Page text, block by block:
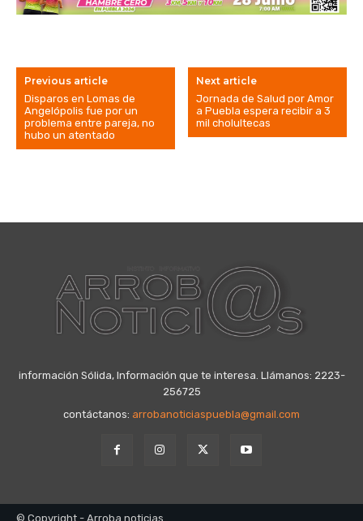
Previous article
Disparos en Lomas de
Angelópolis fue por un
problema entre pareja, no
hubo un atentado
Next article
Jornada de Salud por Amor
a Puebla espera recibir a 3
mil cholultecas
información Sólida, Información que te interesa. Llámanos: 2223-
256725
contáctanos: arrobanoticiaspuebla@gmail.com
© Copyright - Arroba noticias